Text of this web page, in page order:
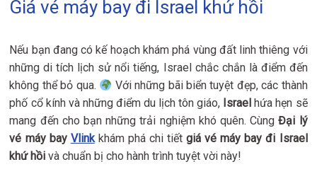
Giá vé máy bay đi Israel khứ hồi
Nếu bạn đang có kế hoạch khám phá vùng đất linh thiêng với
những di tích lịch sử nổi tiếng, Israel chắc chắn là điểm đến
không thể bỏ qua.
Với những bãi biển tuyệt đẹp, các thành
phố cổ kính và những điểm du lịch tôn giáo, Israel hứa hẹn sẽ
mang đến cho bạn những trải nghiệm khó quên. CùngĐại lý
vé máy bay Vlinkkhám phá chi tiếtgiá vé máy bay đi Israel
khứ hồi và chuẩn bị cho hành trình tuyệt vời này!